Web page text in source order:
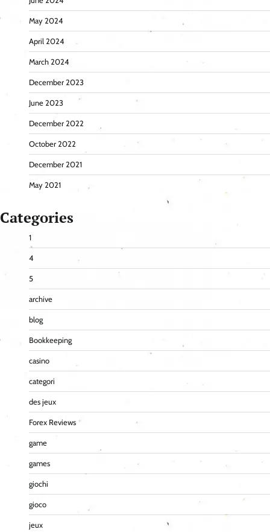
May 2024
April 2024
March 2024
December 2023
June 2023
December 2022
October 2022
December 2021
May 2021
Categories
1
4
5
archive
blog
Bookkeeping
casino
categori
des jeux
Forex Reviews
game
games
giochi
gioco
jeux